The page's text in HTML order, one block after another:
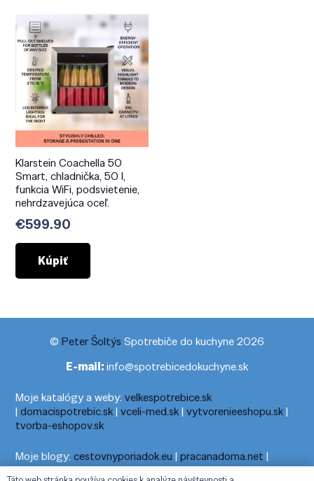
Klarstein Coachella 50
Smart, chladnička, 50 l,
funkcia WiFi, podsvietenie,
nehrdzavejúca oceľ.
€599.90
Kúpiť
© Peter Šoltýs Spotrebiče do kuchyne 2026
E-mail:info@spotrebicedokuchyne.sk
Moje katalógy a weby:velkespotrebice.sk
|domacispotrebic.sk|vceli-med.sk|vytvorenieeshopu.sk|
tvorba-eshopov.sk
Moje blogy:cestovnyporiadok.eu |pracanadoma.net |
telefonny-zoznam-podla-cisla.sk|praca-z-domu-na-pc.sk|